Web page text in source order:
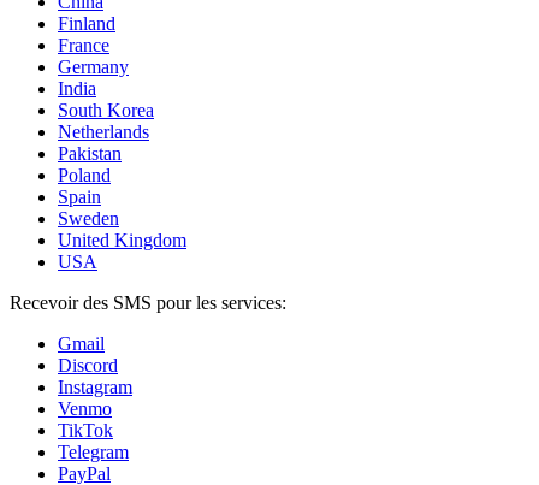
Finland
France
Germany
India
South Korea
Netherlands
Pakistan
Poland
Spain
Sweden
United Kingdom
USA
Recevoir des SMS pour les services:
Gmail
Discord
Instagram
Venmo
TikTok
Telegram
PayPal